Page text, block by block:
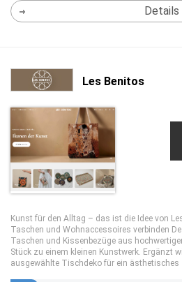
Details
Les Benitos
Kunst für den Alltag – das ist die Idee von
Taschen und Wohnaccessoires verbinden
Taschen und Kissenbezüge aus
Stück zu einem kleinen Kunstwerk. Ergänzt
ausgewählte Tischdeko für ein ästhetisches